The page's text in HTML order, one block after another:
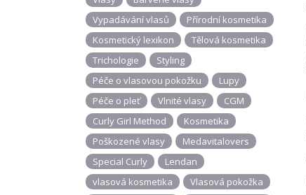
Vypadávání vlasů
Přírodní kosmetika
Kosmetický lexikon
Tělová kosmetika
Trichologie
Styling
Péče o vlasovou pokožku
Lupy
Péče o pleť
Vlnité vlasy
CGM
Curly Girl Method
Kosmetika
Poškozené vlasy
Medavitalovers
Special Curly
Lendan
vlasová kosmetika
Vlasová pokožka